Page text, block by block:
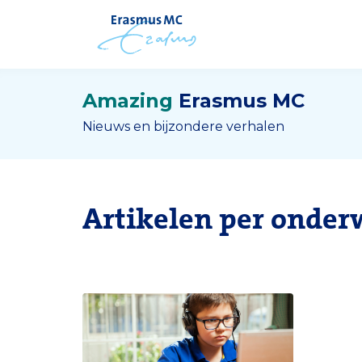
Amazing Erasmus MC
Nieuws en bijzondere verhalen
Artikelen per